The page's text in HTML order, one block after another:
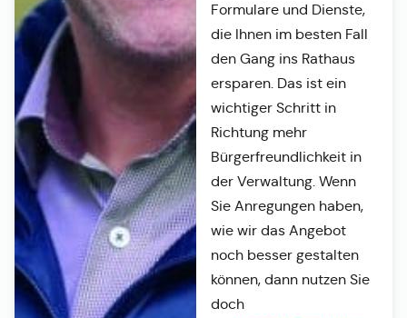
Formulare und Dienste,
die Ihnen im besten Fall
den Gang ins Rathaus
ersparen. Das ist ein
wichtiger Schritt in
Richtung mehr
Bürgerfreundlichkeit in
der Verwaltung. Wenn
Sie Anregungen haben,
wie wir das Angebot
noch besser gestalten
können, dann nutzen Sie
doch